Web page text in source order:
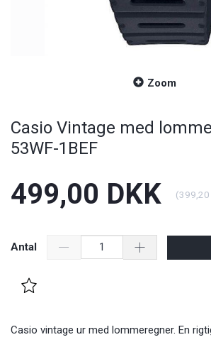
Zoom
Casio Vintage med
53WF-1BEF
499,00 DKK (399,20
Antal
Casio vintage ur med lommeregner. En